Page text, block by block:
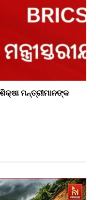
ମନ୍ତ୍ରୀମାନଙ୍କ